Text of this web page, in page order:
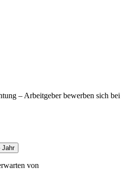
– Arbeitgeber bewerben sich bei
Jahr
von